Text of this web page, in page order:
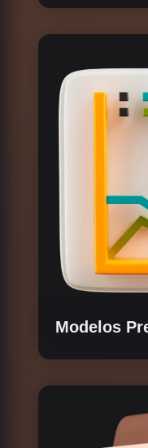
Evaluamos
Modelos
mecánicas del